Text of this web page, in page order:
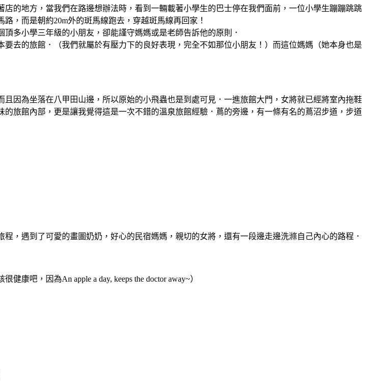
的地方，當我們在路邊想辦法時，看到一輛載著小學生的巴士停在我們面前，一位小學生蹦蹦跳跳
，而是朝約20m外的斑馬線跑去，穿越斑馬線再回家！
多小學三年級的小朋友，卻能謹守媽媽或是老師告訴他的原則．
去的旅館．（我們就屬於有壓力下的良好表現，完全不如那位小朋友！）而這位媽媽（她本身也是
因為坐落在八甲田山邊，所以原始的小飛蟲也是到處可見．一進旅館大門，女將就已經將室內拖鞋
旅館內部，更是讓我覺得這是一次不錯的溫泉旅館經驗．蔦的旁邊，有一條有名的蔦沼步道，步道
，遇到了可愛的畫圖奶奶，好心的民宿媽媽，親切的女將，還有一段邊走邊洗滌自己內心的路程．
康吧，因為An apple a day, keeps the doctor away~）